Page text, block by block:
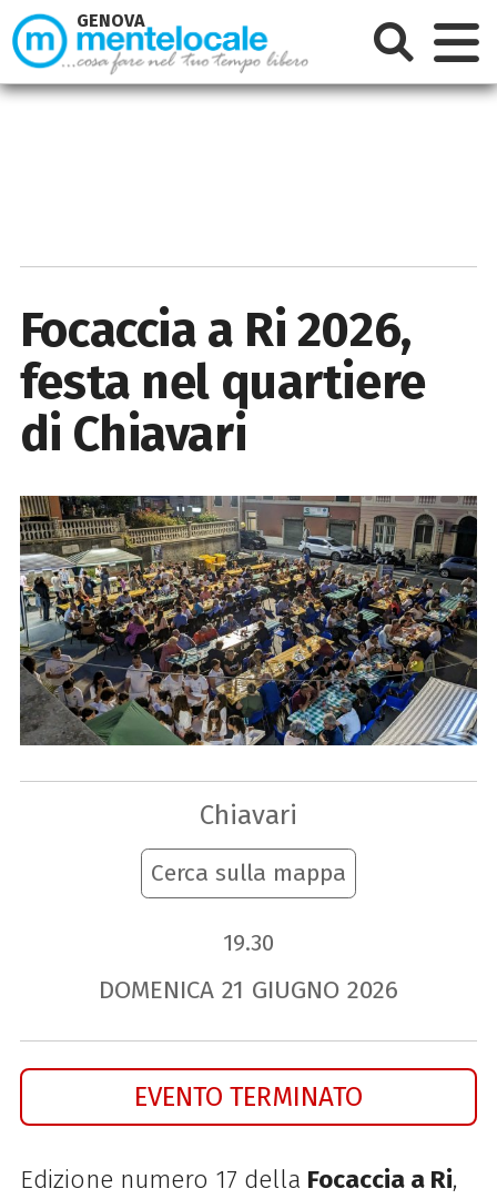
Focaccia a Ri 2026,
festa nel quartiere
di Chiavari
Chiavari
Cerca sulla mappa
19.30
DOMENICA 21 GIUGNO 2026
EVENTO TERMINATO
Edizione numero 17 della Focacciaa Ri,
GENOVA